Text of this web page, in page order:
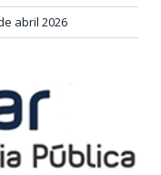
abril 2026